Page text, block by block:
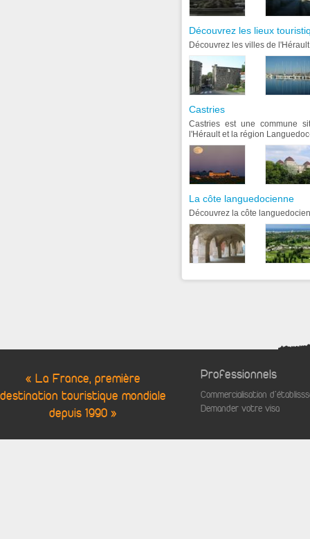
Découvrez les lieux
Découvrez les villes de
Castries
Castries est une commune
l'Hérault et la région
La côte languedocienne
Découvrez la côte
« La France, première
destination touristique mondiale
depuis 1990 »
Professionnels
Commercialisation
Demander votre visa